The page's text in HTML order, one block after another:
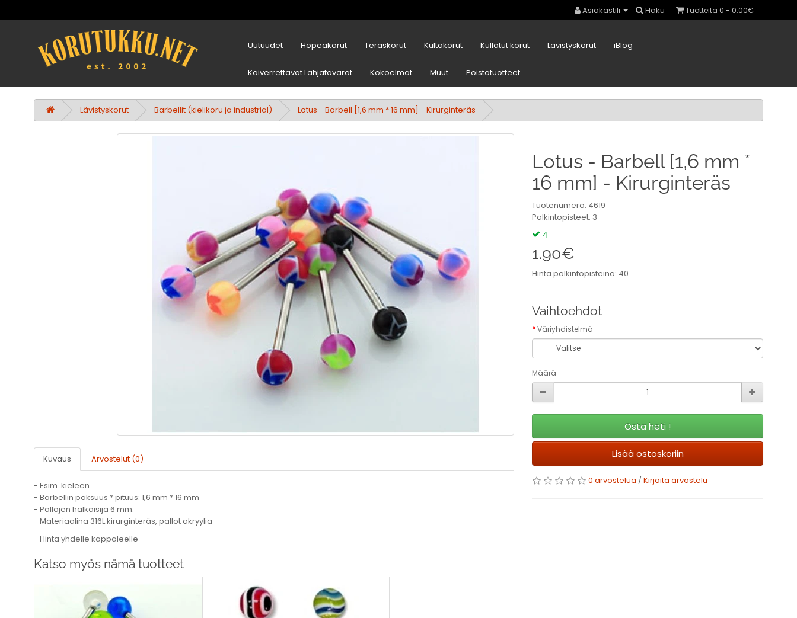
Asiakastili Haku Tuotteita 0 - 0.00€
Uutuudet Hopeakorut Teräskorut Kultakorut Kullatut korut Lävistyskorut iBlog
Kaiverrettavat Lahjatavarat Kokoelmat Muut Poistotuotteet
Lävistyskorut Barbellit (kielikoru ja industrial) Lotus - Barbell [1,6 mm * 16 mm] - Kirurginteräs
Kuvaus Arvostelut (0)
- Esim. kieleen
- Barbellin paksuus * pituus: 1,6 mm * 16 mm
- Pallojen halkaisija 6 mm.
- Materiaalina 316L kirurginteräs, pallot akryylia
- Hinta yhdelle kappaleelle
Lotus - Barbell [1,6 mm *
16 mm] - Kirurginteräs
Tuotenumero: 4619
Palkintopisteet: 3
4
1.90€
Hinta palkintopisteinä: 40
Vaihtoehdot
Väriyhdistelmä
Määrä
Osta heti !
Lisää ostoskoriin
0 arvostelua / Kirjoita arvostelu
Katso myös nämä tuotteet